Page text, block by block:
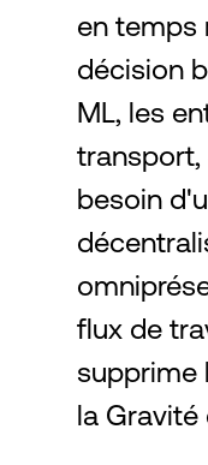
Connexion
en temps
décision
ML, les
besoin
flux de
supprime
la Gravité